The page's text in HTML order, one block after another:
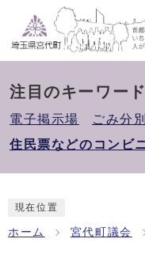
注目のキーワード
電子掲示場
ごみ分
住民票などのコンビ
現在位置
ホーム 宮代町議会